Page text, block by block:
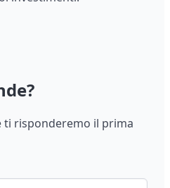
ti risponderemo il prima